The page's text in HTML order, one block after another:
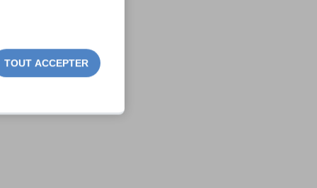
TOUT ACCEPTER